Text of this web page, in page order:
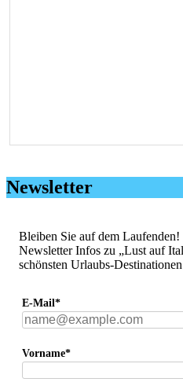
Newsletter
Bleiben Sie auf dem
Newsletter Infos zu „Lust auf
schönsten Urlaubs-
E-Mail*
Vorname*